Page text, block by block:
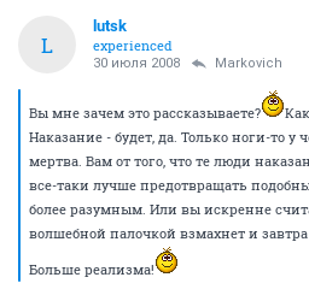
L
lutsk
experienced
30 июля 2008 Markovich
Вы мне зачем это рассказываете?
Наказание - будет, да. Только ноги-то у
мертва. Вам от того, что те люди
все-таки лучше предотвращать
более разумным. Или вы искренне
волшебной палочкой взмахнет и завтра
Больше реализма!